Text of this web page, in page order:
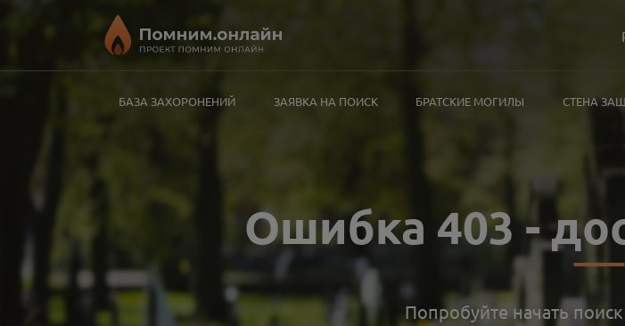
БАЗА ЗАХОРОНЕНИЙ ЗАЯВКА НА ПОИСК БРАТСКИЕ МОГИЛЫ СТЕНА
Ошибка 403-
Попробуйте начать поиск